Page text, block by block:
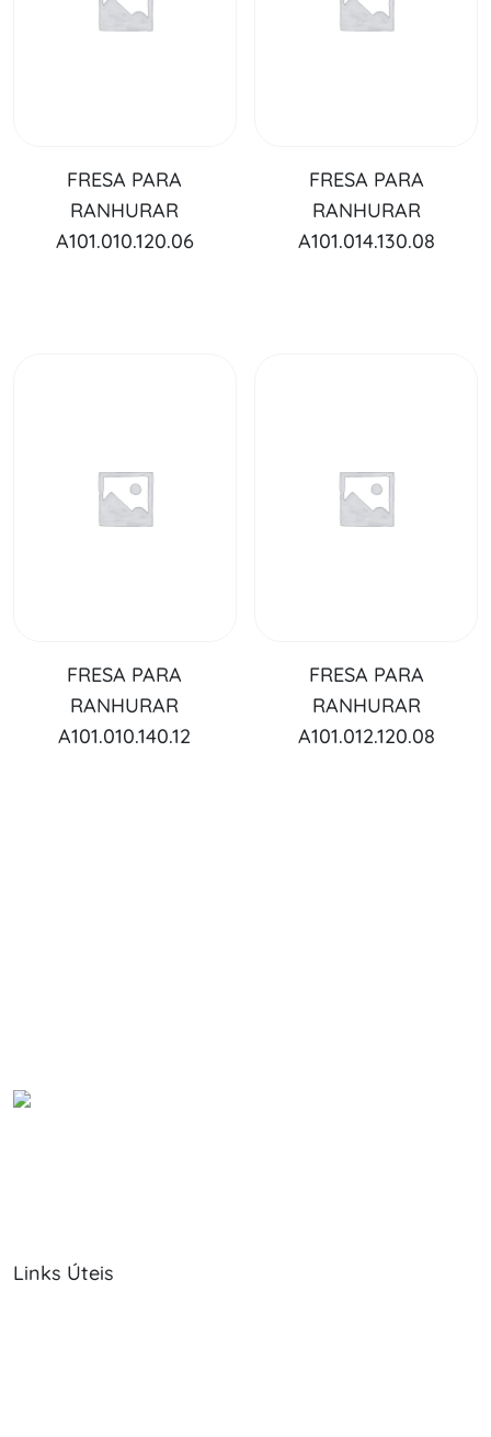
FRESA PARA
RANHURAR
A101.010.120.06
FRESA PARA
RANHURAR
A101.014.130.08
FRESA PARA
RANHURAR
A101.010.140.12
FRESA PARA
RANHURAR
A101.012.120.08
Links Úteis